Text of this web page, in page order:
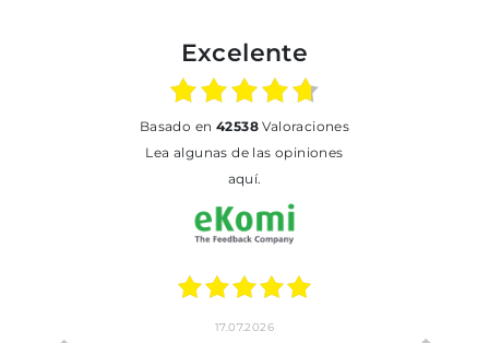
Excelente
basado en 42538Valoraciones
Lea algunas de las opiniones
aquí.
17.07.2026